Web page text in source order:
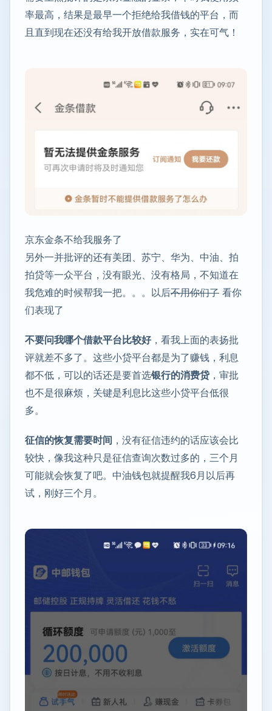
率最高，结果是最早一个拒绝给我借钱的平台，而
且直到现在还没有给我开放借款服务，实在可气！
京东金条不给我服务了
另外一并批评的还有美团、苏宁、华为、中油、拍
拍贷等一众平台，没有眼光、没有格局，不知道在
我危难的时候帮我一把。。。以后不用你们了 看你
们表现了
不要问我哪个借款平台比较好，看我上面的表扬批
评就差不多了。这些小贷平台都是为了赚钱，利息
都不低，可以的话还是要首选银行的消费贷 ，审批
也不是很麻烦，关键是利息比这些小贷平台低很
多。
征信的恢复需要时间 ，没有征信违约的话应该会比
较快，像我这种只是征信查询次数过多的，三个月
可能就会恢复了吧。中油钱包就提醒我6月以后再
试，刚好三个月。